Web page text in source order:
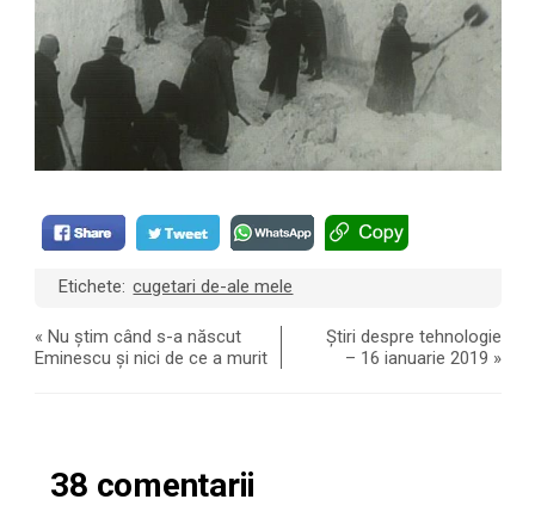
Etichete: cugetari de-ale mele
«Nu știm când s-a născut
Eminescu și nici de ce a murit
Știri despre tehnologie
– 16 ianuarie 2019 »
38 comentarii